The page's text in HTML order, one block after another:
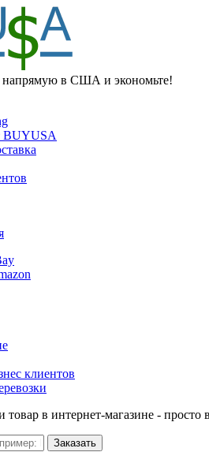
напрямую в США и экономьте!
BUYUSA
клиентов
в интернет-магазине - просто